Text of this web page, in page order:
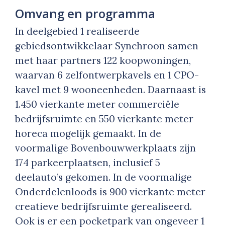
Omvang en programma
In deelgebied 1 realiseerde
gebiedsontwikkelaar Synchroon samen
met haar partners 122 koopwoningen,
waarvan 6 zelfontwerpkavels en 1 CPO-
kavel met 9 wooneenheden. Daarnaast is
1.450 vierkante meter commerciële
bedrijfsruimte en 550 vierkante meter
horeca mogelijk gemaakt. In de
voormalige Bovenbouwwerkplaats zijn
174 parkeerplaatsen, inclusief 5
deelauto’s gekomen. In de voormalige
Onderdelenloods is 900 vierkante meter
creatieve bedrijfsruimte gerealiseerd.
Ook is er een pocketpark van ongeveer 1